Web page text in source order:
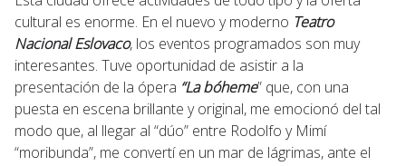
cultural es enorme. En el nuevo y moderno Teatro
Nacional Eslovaco, los eventos programados son muy
interesantes. Tuve oportunidad de asistir a la
presentación de la ópera “La bóheme” que, con una
puesta en escena brillante y original, me emocionó del tal
modo que, al llegar al “dúo” entre Rodolfo y Mimí
“moribunda”, me convertí en un mar de lágrimas, ante el